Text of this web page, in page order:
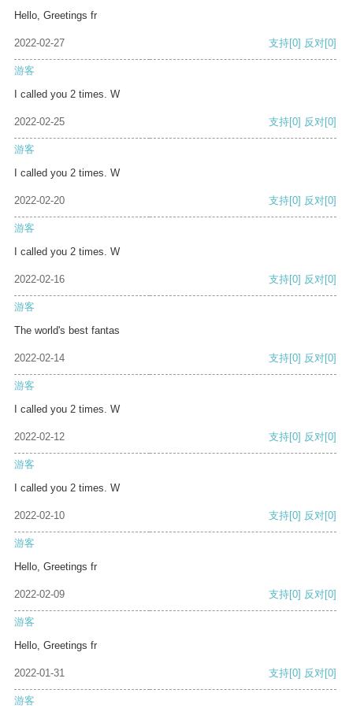
Hello, Greetings fr
2022-02-27 支持[0] 反对[0]
游客
I called you 2 times. W
2022-02-25 支持[0] 反对[0]
游客
I called you 2 times. W
2022-02-20 支持[0] 反对[0]
游客
I called you 2 times. W
2022-02-16 支持[0] 反对[0]
游客
The world's best fantas
2022-02-14 支持[0] 反对[0]
游客
I called you 2 times. W
2022-02-12 支持[0] 反对[0]
游客
I called you 2 times. W
2022-02-10 支持[0] 反对[0]
游客
Hello, Greetings fr
2022-02-09 支持[0] 反对[0]
游客
Hello, Greetings fr
2022-01-31 支持[0] 反对[0]
游客